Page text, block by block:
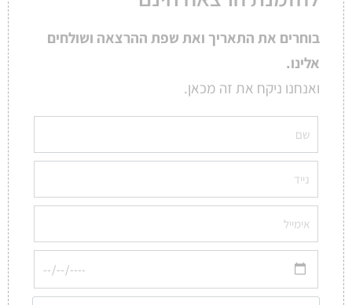
בוחרים את התאריך ואת שפת ההרצאה ושולחים
אלינו.
ואנחנו ניקח את זה מכאן.